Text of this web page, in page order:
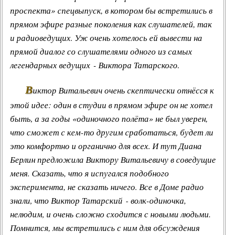
проспекта» спецвыпуск, в котором бы встретились в
прямом эфире разные поколения как слушателей, так
и радиоведущих. Уж очень хотелось ей вывести на
прямой диалог со слушателями одного из самых
легендарных ведущих - Виктора Татарского.
Виктор Витальевич очень скептически отнёсся к
этой идее: один в студии в прямом эфире он не хотел
быть, а за годы «одиночного полёта» не был уверен,
что сможет с кем-то другим сработаться, будет ли
это комфортно и органично для всех. И тутДиана
Берлинпредложила Виктору Витальевичу в соведущие
меня. Сказать, что я испугался подобного
эксперимента, не сказать ничего. Все в Доме радио
знали, что Виктор Татарский - волк-одиночка,
нелюдим, и очень сложно сходится с новыми людьми.
Помнится, мы встретились с ним для обсуждения